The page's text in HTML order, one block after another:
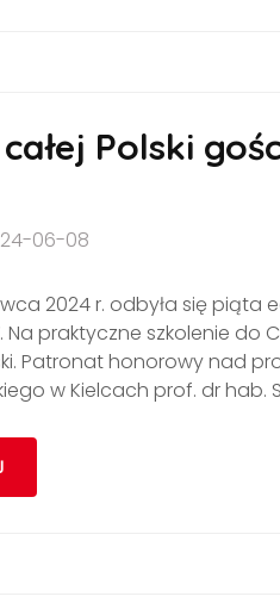
Polski
06-08
2024 r. odbyła się piąta
Na praktyczne szkolenie do
Patronat honorowy nad
w Kielcach prof. dr hab.